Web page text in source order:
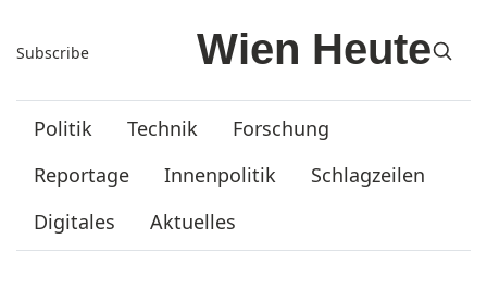
Subscribe
Politik Technik
Forschung
Reportage
Innenpolitik
Schlagzeilen
Digitales
Aktuelles